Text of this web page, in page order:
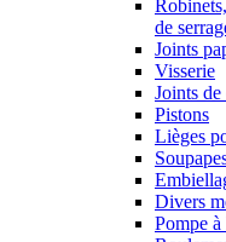
de
Joints
Visserie
Joints de
Pistons
Lièges
Divers
Pompe